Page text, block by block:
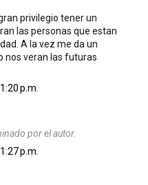
privilegio tener un
las personas que estan
A la vez me da un
nos veran las futuras
p.m.
por el autor.
p.m.